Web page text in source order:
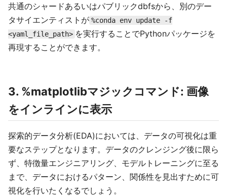
共通のシャードあるいはパブリックdbfsから、別のデー
タサイエンティストが %conda env update -f
<yaml_file_path> を実行することでPythonパッケージを
再現することができます。
3. %matplotlibマジックコマンド: 画像
をインラインに表示
探索的データ分析(EDA)においては、データの可視化は重
要なステップとなります。データのクレンジング後に限ら
ず、特徴量エンジニアリング、モデルトレーニングに至る
まで、データにおけるパターン、関係性を見出すために可
視化を行いたくなるでしょう。